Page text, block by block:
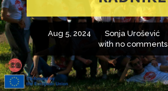
Aug 5, 2024 Sonja Urošević
with no comments